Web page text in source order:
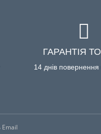
ГАРАНТІЯ
14 днів